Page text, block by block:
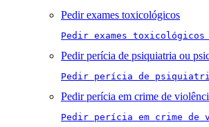
Pedir exames toxicológicos
Pedir exames
Pedir perícia de psiquiatria ou
Pedir perícia de
Pedir perícia em crime de
Pedir perícia em crime de